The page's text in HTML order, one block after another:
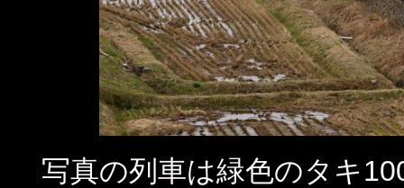
写真の列車は緑色のタキ